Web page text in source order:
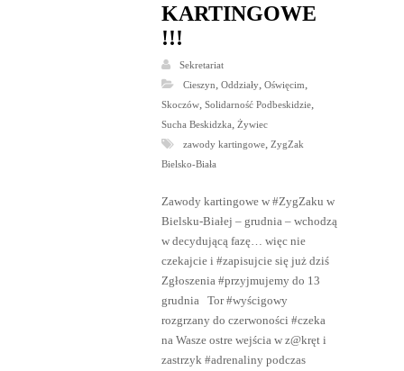
KARTINGOWE
!!!
Sekretariat
Cieszyn Oddziały, Oświęcim
Skoczów, Solidarność Podbeskidzie,
Sucha Beskidzka
Żywiec
zawody kartingowe, ZygZak
Bielsko-Biała
Zawody kartingowe w #ZygZaku w
Bielsku-Białej – grudnia – wchodzą
w decydującą fazę… więc nie
czekajcie i #zapisujcie się już dziś
Zgłoszenia #przyjmujemy do 13
grudnia Tor #wyścigowy
rozgrzany do czerwoności #czeka
na Wasze ostre wejścia w z@kręt i
zastrzyk #adrenaliny podczas